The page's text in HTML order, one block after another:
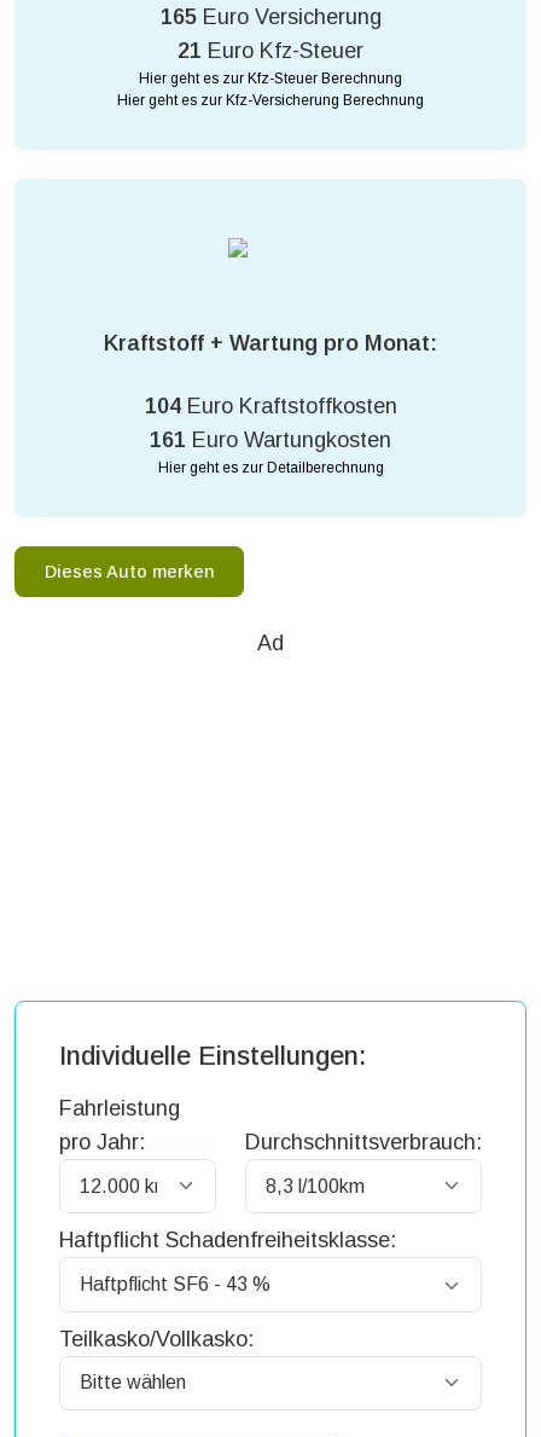
165 Euro Versicherung
21 Euro Kfz-Steuer
Hier geht es zur Kfz-Steuer Berechnung
Hier geht es zur Kfz-Versicherung Berechnung
Kraftstoff + Wartung pro Monat:
104 Euro Kraftstoffkosten
161 Euro Wartungkosten
Hier geht es zur Detailberechnung
Dieses Auto merken
Ad
Individuelle Einstellungen:
Fahrleistung
pro Jahr:
Durchschnittsverbrauch:
Haftpflicht Schadenfreiheitsklasse:
Teilkasko/Vollkasko: